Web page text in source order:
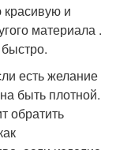
и
материала .
есть желание
быть плотной.
обратить